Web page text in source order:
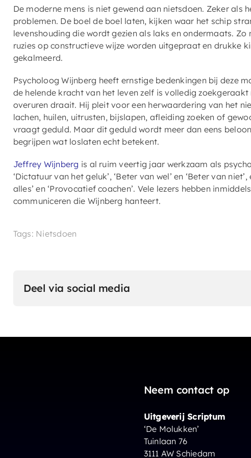
De moderne mens is niet gewend aan nietsdoen. Zeker als
problemen. De boel de boel laten, kijken waar het schip
levenshouding die wordt gezien als laks en ondermaats.
ruzies op constructieve wijze worden uitgepraat en drukke
gekalmeerd.
Psycholoog Wijnberg heeft ernstige bedenkingen bij deze
de helende kracht van het leven zelf is volledig
overuren draait. Hij pleit voor een herwaardering van het
lachen, huilen, uitrusten, bijslapen, afleiding zoeken of
vraagt geduld. Maar dit geduld wordt meer dan eens
begrijpen wat loslaten echt betekent.
Jeffrey Wijnberg is al ruim veertig jaar werkzaam als
‘Dictatuur van het geluk’, ‘Beter van wel’ en ‘Beter van
alles’ en ‘Provocatief coachen’. Vele lezers hebben
communiceren die Wijnberg hanteert.
Tags: Nietsdoen
Deel via social media
Neem contact op
Uitgeverij Scriptum
‘De Molukken’
Tuinlaan 76
3111 AW Schiedam